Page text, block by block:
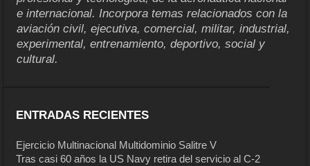
e internacional. Incorpora temas relacionados con la
aviación civil, ejecutiva, comercial, militar, industrial,
experimental, entrenamiento, deportivo, social y
cultural.
ENTRADAS RECIENTES
Ejercicio Multinacional Multidominio Salitre V
Tras casi 60 años la US Navy retira del servicio al C-2